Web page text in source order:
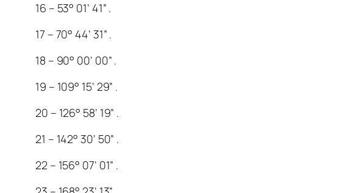
16 – 53° 01’ 41” .
17 – 70° 44’ 31” .
18 – 90° 00’ 00” .
19 – 109° 15’ 29” .
20 – 126° 58’ 19” .
21 – 142° 30’ 50” .
22 – 156° 07’ 01” .